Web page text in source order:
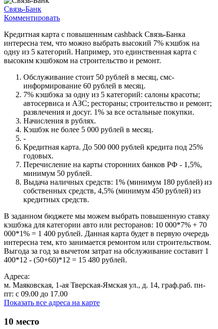
Связь-Банк
Комментировать
Кредитная карта с повышенным cashback Связь-Банка
интересна тем, что можно выбрать высокий 7% кэшбэк на
одну из 5 категорий. Например, это единственная карта с
высоким кэшбэком на строительство и ремонт.
Обслуживание стоит 50 рублей в месяц, смс-
информирование 60 рублей в месяц.
7% кэшбэка за одну из 5 категорий: салоны красоты;
автосервиса и АЗС; рестораны; строительство и ремонт;
развлечения и досуг. 1% за все остальные покупки.
Начисления в рублях.
Кэшбэк не более 5 000 рублей в месяц.
-
Кредитная карта. До 500 000 рублей кредита под 25%
годовых.
Перечисление на карты сторонних банков РФ - 1,5%,
минимум 50 рублей.
Выдача наличных средств: 1% (минимум 180 рублей) из
собственных средств, 4,5% (минимум 450 рублей) из
кредитных средств.
В заданном бюджете мы можем выбрать повышенную ставку
кэшбэка для категории авто или ресторанов: 10 000*7% + 70
000*1% = 1 400 рублей. Данная карта будет в первую очередь
интересна тем, кто занимается ремонтом или строительством.
Выгода за год за вычетом затрат на обслуживание составит 1
400*12 - (50+60)*12 = 15 480 рублей.
Адреса:
м. Маяковская, 1-ая Тверская-Ямская ул., д. 14, граф.раб. пн-
пт: с 09.00 до 17.00
Показать все адреса на карте
10 место